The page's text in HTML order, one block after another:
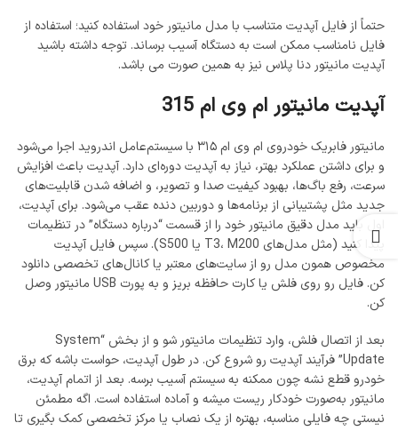
حتماً از فایل آپدیت متناسب با مدل مانیتور خود استفاده کنید؛ استفاده از
فایل نامناسب ممکن است به دستگاه آسیب برساند. توجه داشته باشید
آپدیت مانیتور دنا پلاس نیز به همین صورت می باشد.
آپدیت مانیتور ام وی ام 315
مانیتور فابریک خودروی ام وی ام ۳۱۵ با سیستم‌عامل اندروید اجرا می‌شود
و برای داشتن عملکرد بهتر، نیاز به آپدیت دوره‌ای دارد. آپدیت باعث افزایش
سرعت، رفع باگ‌ها، بهبود کیفیت صدا و تصویر، و اضافه شدن قابلیت‌های
جدید مثل پشتیبانی از برنامه‌ها و دوربین دنده عقب می‌شود. برای آپدیت،
اول باید مدل دقیق مانیتور خود را از قسمت “درباره دستگاه” در تنظیمات
پیدا کنید (مثل مدل‌های T3، M200 یا S500). سپس فایل آپدیت
مخصوص همون مدل رو از سایت‌های معتبر یا کانال‌های تخصصی دانلود
کن. فایل رو روی فلش یا کارت حافظه بریز و به پورت USB مانیتور وصل
کن.
بعد از اتصال فلش، وارد تنظیمات مانیتور شو و از بخش “System
Update” فرآیند آپدیت رو شروع کن. در طول آپدیت، حواست باشه که برق
خودرو قطع نشه چون ممکنه به سیستم آسیب برسه. بعد از اتمام آپدیت،
مانیتور به‌صورت خودکار ریست میشه و آماده استفاده است. اگه مطمئن
نیستی چه فایلی مناسبه، بهتره از یک نصاب یا مرکز تخصصی کمک بگیری تا